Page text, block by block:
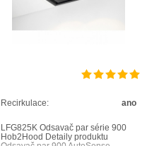
Recirkulace: ano
LFG825K Odsavač par série 900
Hob2Hood Detaily produktu